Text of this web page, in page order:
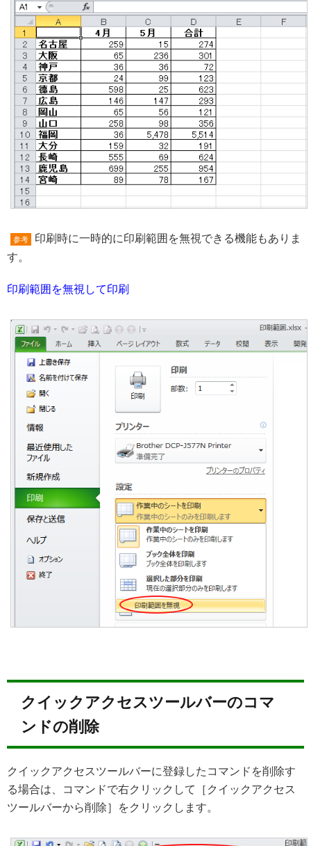
参考
印刷時に一時的に印刷範囲を無視できる機能もありま
す。
印刷範囲を無視して印刷
クイックアクセスツールバーのコマ
ンドの削除
クイックアクセスツールバーに登録したコマンドを削除す
る場合は、コマンドで右クリックして［クイックアクセス
ツールバーから削除］をクリックします。